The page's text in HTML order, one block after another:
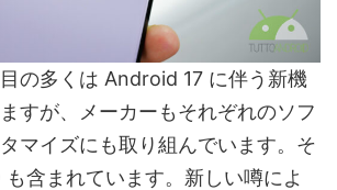
の多くは Android 17 に伴う新機
すが、メーカーもそれぞれのソフ
マイズにも取り組んでいます。そ
含まれています。新しい噂によ